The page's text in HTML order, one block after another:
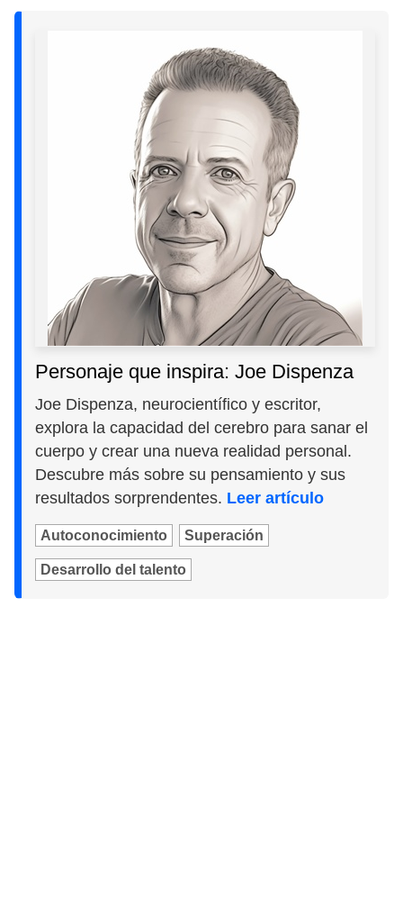
Personaje que inspira: Joe Dispenza
Joe Dispenza, neurocientífico y escritor,
explora la capacidad del cerebro para sanar el
cuerpo y crear una nueva realidad personal.
Descubre más sobre su pensamiento y sus
resultados sorprendentes. Leer artículo
Autoconocimiento Superación
Desarrollo del talento